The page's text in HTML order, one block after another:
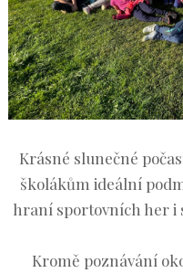
Krásné slunečné
školákům ideální
hraní sportovních her i
Kromě poznávání